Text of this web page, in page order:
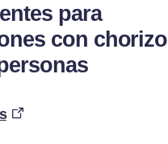
para
con chorizo